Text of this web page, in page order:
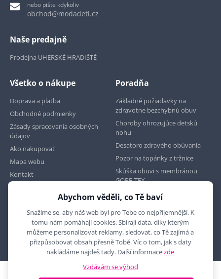
nebo pište kdykoliv
obchod@modadeti.cz
Naše predajně
Prodejna UHERSKÉ HRADIŠTĚ
Všetko o nákupe
Doprava a platba
Obchodné podmienky
Zásady spracovania osobných
údajov
Ako nakupovať
Mapa webu
Kontakt
Poradňa
Základné požiadavky na
zdravotne bezchybnú obuv
Choroby ohrozujúce detskú
nohu
Desatoro zdravého obúvania
Pozor na topánky z tržnice
Skúška obuvi s membránou
GORE-TEX
Najdete nás na
2010 - 2026 © MYRON MAXX, s.r.o., všechna práva vyhrazena
Abychom věděli, co Tě baví
Snažíme se, aby náš web byl pro Tebe co nejpříjemnější. K
tomu nám pomáhají cookies. Sbírají data, díky kterým
můžeme personalizovat reklamy, sledovat, co Tě zajímá a
přizpůsobovat obsah přesně Tobě. Víc o tom, jak s daty
nakládáme najdeš tady. Další informacezde
Vzdávám se výhod